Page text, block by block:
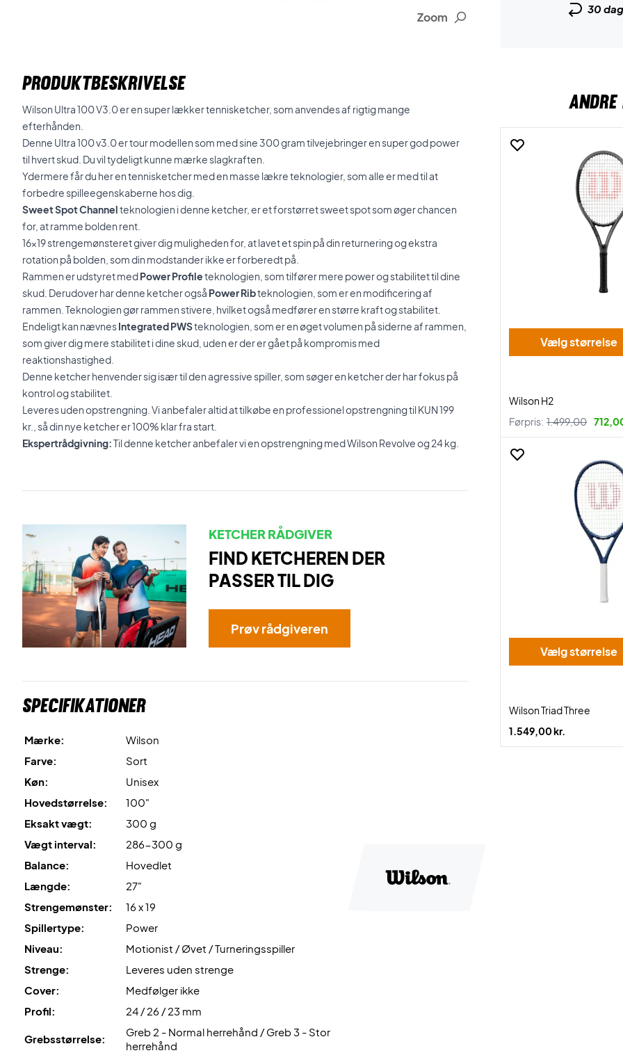
Zoom
PRODUKTBESKRIVELSE
Wilson Ultra 100 V3.0 er en super lækker tennisketcher, som anvendes af rigtig mange
efterhånden.
Denne Ultra 100 v3.0 er tour modellen som med sine 300 gram tilvejebringer en super god power
til hvert skud. Du vil tydeligt kunne mærke slagkraften.
Ydermere får du her en tennisketcher med en masse lækre teknologier, som alle er med til at
forbedre spilleegenskaberne hos dig.
Sweet Spot Channelteknologien i denne ketcher, er et forstørret sweet spot som øger chancen
for, at ramme bolden rent.
16x19 strengemønsteret giver dig muligheden for, at lavet et spin på din returnering og ekstra
rotation på bolden, som din modstander ikke er forberedt på.
Rammen er udstyret medPower Profileteknologien, som tilfører mere power og stabilitet til dine
skud. Derudover har denne ketcher også Power Ribteknologien, som er en modificering af
rammen. Teknologien gør rammen stivere, hvilket også medfører en større kraft og stabilitet.
Endeligt kan nævnesIntegrated PWSteknologien, som er en øget volumen på siderne af rammen,
som giver dig mere stabilitet i dine skud, uden er der er gået på kompromis med
reaktionshastighed.
Denne ketcher henvender sig især til den agressive spiller, som søger en ketcher der har fokus på
kontrol og stabilitet.
Leveres uden opstrengning. Vi anbefaler altid at tilkøbe en professionel opstrengning til KUN 199
kr., så din nye ketcher er 100% klar fra start.
Ekspertrådgivning:Til denne ketcher anbefaler vi en opstrengning med Wilson Revolve og 24 kg.
KETCHER RÅDGIVER
FIND KETCHEREN DER
PASSER TIL DIG
Prøv rådgiveren
Specifikationer
Mærke:
Wilson
Farve:
Sort
Køn:
Unisex
Hovedstørrelse:
100"
Eksakt vægt:
300 g
Vægt interval:
286-300 g
Balance:
Hovedlet
Længde:
27"
Strengemønster:
16 x 19
Spillertype:
Power
Niveau:
Motionist / Øvet / Turneringsspiller
Strenge:
Leveres uden strenge
Cover:
Medfølger ikke
Profil:
24 / 26 / 23 mm
Grebsstørrelse:
Greb 2 - Normal herrehånd / Greb 3 - Stor
herrehånd
30
Vælg størrelse
Wilson H2
Førpris: 1.499,00
Vælg størrelse
Wilson Triad Three
1.549,00 kr.